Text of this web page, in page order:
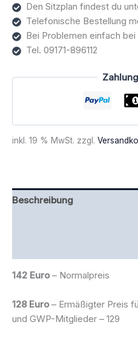
Den Sitzplan findest du
Telefonische Bestellung
Bei Problemen einfach bei
Tel. 09171-896112
inkl. 19 % MwSt. zzgl.
Beschreibung
142 Euro– Normalpreis
128 Euro– Ermäßigter Preis
und GWP-Mitglieder – 129